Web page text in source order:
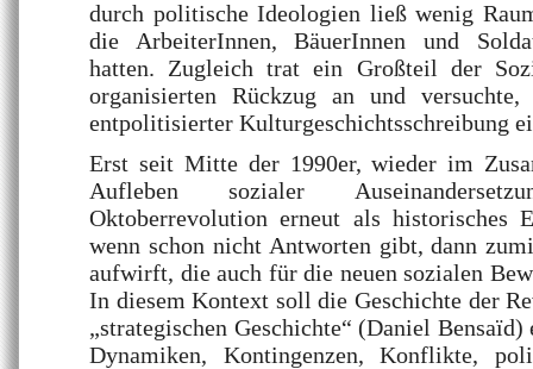
durch politische Ideologien ließ wenig
die ArbeiterInnen, BäuerInnen und
hatten. Zugleich trat ein Großteil der
organisierten Rückzug an und
entpolitisierter Kulturgeschichtsschreibung
Erst seit Mitte der 1990er, wieder im
Aufleben sozialer
Oktoberrevolution erneut als historisches
wenn schon nicht Antworten gibt, dann
aufwirft, die auch für die neuen sozialen
In diesem Kontext soll die Geschichte der
„strategischen Geschichte“ (Daniel
Dynamiken, Kontingenzen, Konflikte,